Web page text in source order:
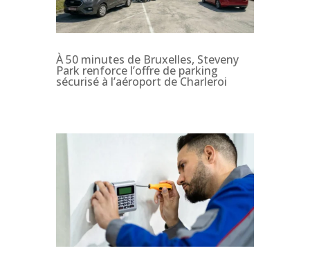
À 50 minutes de Bruxelles, Steveny
Park renforce l’offre de parking
sécurisé à l’aéroport de Charleroi